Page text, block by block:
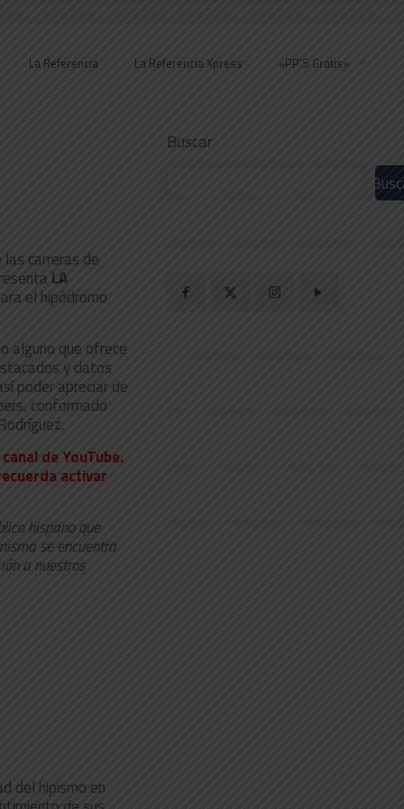
La Referencia La Referencia Xpress «PP’S Gratis»
carreras de
LA
el hipódromo
alguno que ofrece
y datos
poder apreciar de
conformado
de YouTube.
activar
hispano que
se encuentra
a nuestros
del hipismo en
Buscar